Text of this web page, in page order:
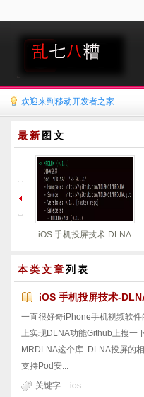
欢迎来到移动开发者之家
最新 图文
iOS 手机投屏技术-DLNA
本类文章列表
iOS 手机投屏技术-
一直很好奇iPhone手机视频软
上实现DLNA功能Github上搜一
MRDLNA这个库. DLNA投屏的
支持Pod安...
关键字: ios